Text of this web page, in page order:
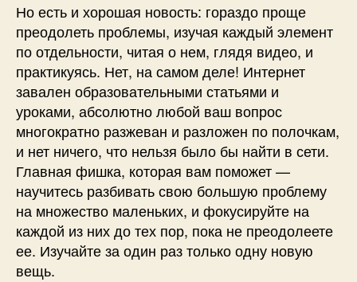
Но есть и хорошая новость: гораздо проще
преодолеть проблемы, изучая каждый элемент
по отдельности, читая о нем, глядя видео, и
практикуясь. Нет, на самом деле! Интернет
завален образовательными статьями и
уроками, абсолютно любой ваш вопрос
многократно разжеван и разложен по полочкам,
и нет ничего, что нельзя было бы найти в сети.
Главная фишка, которая вам поможет —
научитесь разбивать свою большую проблему
на множество маленьких, и фокусируйте на
каждой из них до тех пор, пока не преодолеете
ее. Изучайте за один раз только одну новую
вещь.